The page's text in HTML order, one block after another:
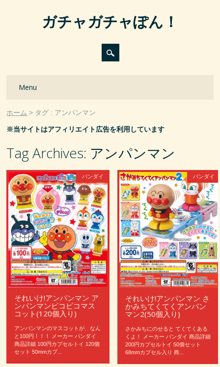
ガチャガチャぽん！
Main menu
Menu
ホーム タグ : アンパンマン
※当サイトはアフィリエイト広告を利用しています
Tag Archives: アンパンマン
バンダイ
それいけ!アンパンマン ア
ンパンマンピコピコマス
コット(120個入り)
アンパンマンのマスコットが、なん
と100円！！！ メーカー バンダイ
商品詳細 100円カプセルトイ 120個
セット 50mmカプ...
バンダイ
それいけ!アンパンマン さ
かみちてくてくアンパン
マン2(50個入り)
さかみちにのせると てくてくある
くよ！ メーカー バンダイ 商品詳細
200円カプセルトイ 50個セット
68mmカプセル入り 商...